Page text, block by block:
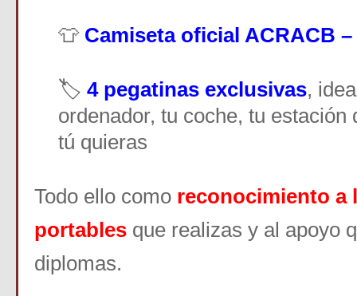
👕 Camiseta oficial ACRACB
🏷️ 4 pegatinas exclusivas,
ordenador, tu coche, tu estación
tú quieras
Todo ello como reconocimiento a
portablesque realizas y al apoyo
diplomas.